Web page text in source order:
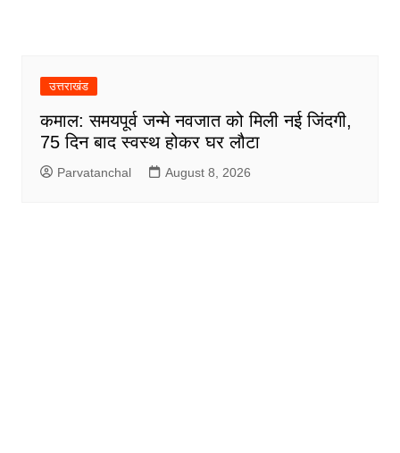
उत्तराखंड
कमाल: समयपूर्व जन्मे नवजात को मिली नई जिंदगी,
75 दिन बाद स्वस्थ होकर घर लौटा
Parvatanchal August 8, 2026